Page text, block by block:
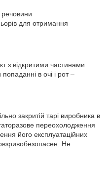
для отримання
з відкритими частинами
в очі і рот –
закритій тарі виробника в
переохолодження
його експлуатаційних
Не